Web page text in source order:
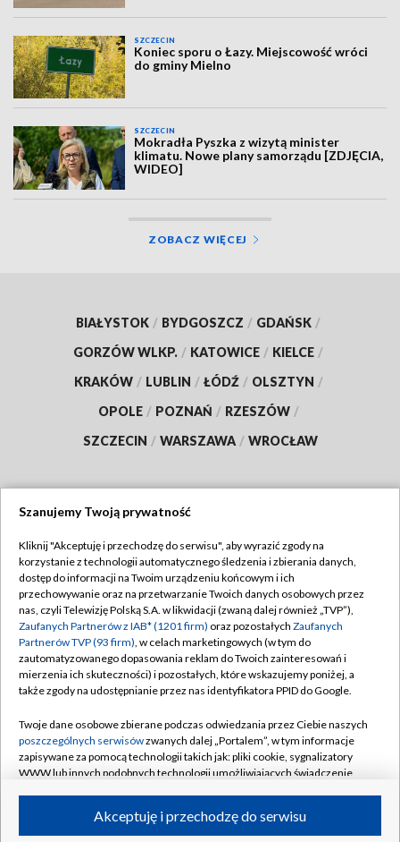
SZCZECIN
Koniec sporu o Łazy. Miejscowość wróci
do gminy Mielno
SZCZECIN
Mokradła Pyszka z wizytą minister
klimatu. Nowe plany samorządu [ZDJĘCIA,
WIDEO]
ZOBACZ WIĘCEJ
BIAŁYSTOK / BYDGOSZCZ / GDAŃSK /
GORZÓW WLKP. / KATOWICE / KIELCE /
KRAKÓW / LUBLIN / ŁÓDŹ / OLSZTYN /
OPOLE / POZNAŃ / RZESZÓW /
SZCZECIN / WARSZAWA / WROCŁAW
TVP
Abonament TVP
Emisja w TVP
Centrum informacji TVP
Naziemna Telewizja Cyfrowa
Rada Programowa
System NOS
Informacje o nadawcy
Program dla prasy
Regulamin TVP
Polityka prywatności
Moje zgody
Pomoc
Kontakt
Kanały
Szanujemy Twoją prywatność
Kliknij "Akceptuję i przechodzę do serwisu", aby wyrazić zgody na
korzystanie z technologii automatycznego śledzenia i zbierania danych,
dostęp do informacji na Twoim urządzeniu końcowym i ich
przechowywanie oraz na przetwarzanie Twoich danych osobowych przez
nas, czyli Telewizję Polską S.A. w likwidacji (zwaną dalej również „TVP”),
Zaufanych Partnerów z IAB* (1201 firm) oraz pozostałych Zaufanych
Partnerów TVP (93 firm), w celach marketingowych (w tym do
zautomatyzowanego dopasowania reklam do Twoich zainteresowań i
mierzenia ich skuteczności) i pozostałych, które wskazujemy poniżej, a
także zgody na udostępnianie przez nas identyfikatora PPID do Google.
Twoje dane osobowe zbierane podczas odwiedzania przez Ciebie naszych
poszczególnych serwisówzwanych dalej „Portalem”, w tym informacje
zapisywane za pomocą technologii takich jak: pliki cookie, sygnalizatory
WWW lub innych podobnych technologii umożliwiających świadczenie
ruchu w Internecie.Akceptuję i przechodzę do serwisu